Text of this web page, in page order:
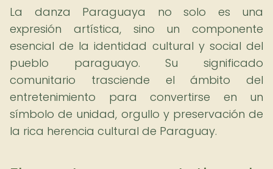
La danza Paraguaya no solo es una
expresión artística, sino un componente
esencial de la identidad cultural y social del
pueblo paraguayo. Su significado
comunitario trasciende el ámbito del
entretenimiento para convertirse en un
símbolo de unidad, orgullo y preservación de
la rica herencia cultural de Paraguay.